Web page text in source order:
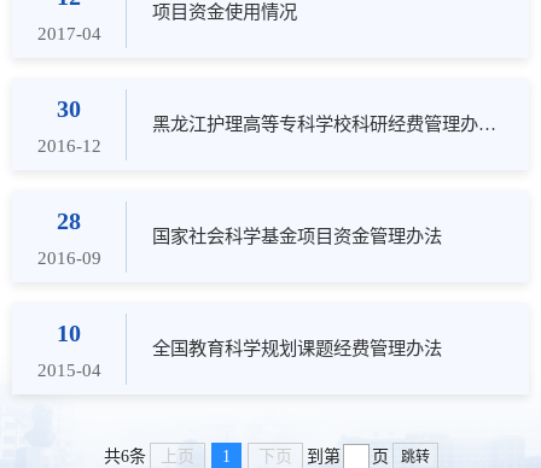
2017-04
项目资金使用情况
30
2016-12
黑龙江护理高等专科学校科研经费管理办法（暂行）
28
2016-09
国家社会科学基金项目资金管理办法
10
2015-04
全国教育科学规划课题经费管理办法
共6条 上页 1 下页 到第 页 跳转